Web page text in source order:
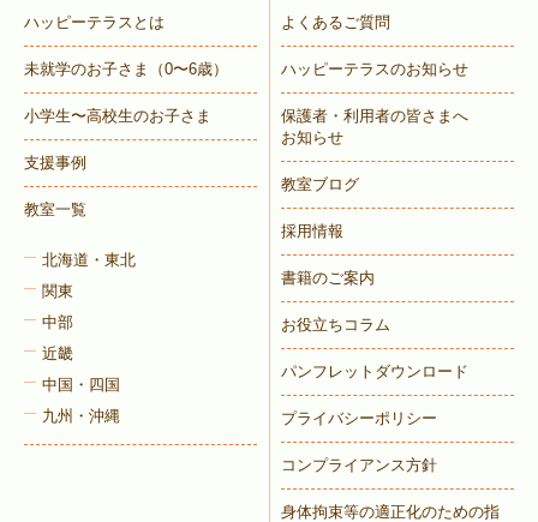
ハッピーテラスとは
未就学のお子さま （0〜6歳）
小学生〜高校生のお子さま
支援事例
教室一覧
北海道・東北
関東
中部
近畿
中国・四国
九州・沖縄
よくあるご質問
ハッピーテラスのお知らせ
保護者・利用者の皆さまへ
お知らせ
教室ブログ
採用情報
書籍のご案内
お役立ちコラム
パンフレットダウンロード
プライバシーポリシー
コンプライアンス方針
身体拘束等の適正化のための指